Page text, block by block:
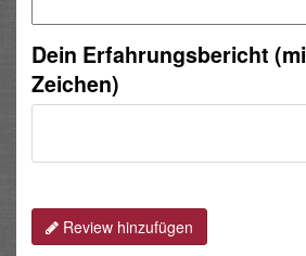
Dein Erfahrungsbericht
Zeichen)
Review hinzufügen